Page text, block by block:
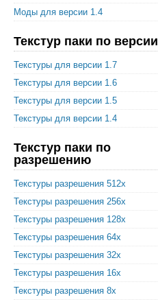
Моды для версии 1.4
Текстур паки по версии
Текстуры для версии 1.7
Текстуры для версии 1.6
Текстуры для версии 1.5
Текстуры для версии 1.4
Текстур паки по
разрешению
Текстуры разрешения 512x
Текстуры разрешения 256x
Текстуры разрешения 128x
Текстуры разрешения 64x
Текстуры разрешения 32x
Текстуры разрешения 16x
Текстуры разрешения 8x